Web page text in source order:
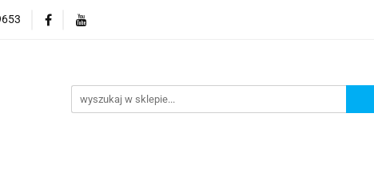
wodoodporne MHC
Konfigurator kabin Kerria